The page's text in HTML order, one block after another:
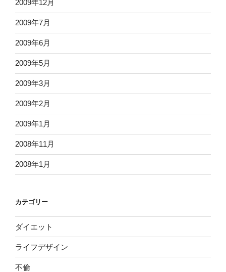
2009年12月
2009年7月
2009年6月
2009年5月
2009年3月
2009年2月
2009年1月
2008年11月
2008年1月
カテゴリー
ダイエット
ライフデザイン
不倫